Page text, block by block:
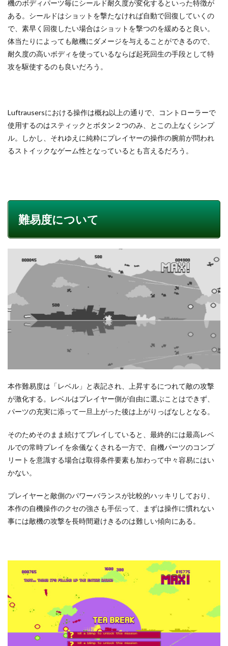
機のボディパーツ毎にシールド耐久度が変化するといった特徴が
ある。シールドはショットを撃たなければ自動で回復していくの
で、素早く回復したい場合はショットを撃つのを緩めると良い。
体当たりによっても敵機にダメージを与えることができるので、
耐久度の高いボディを使っているならば起死回生の手段として特
攻を駆使するのも良いだろう。
Luftrausersにおける操作は概ね以上の通りで、コントローラーで
使用するのはスティックとボタン２つのみ、とこの上なくシンプ
ル。しかし、それゆえに純粋にプレイヤーの操作の腕前が問われ
るストイックなゲーム性となっているとも言えるだろう。
難易度について
本作難易度は「レベル」と表記され、上昇するにつれて敵の攻撃
が激化する。レベルはプレイヤー側が自由に選ぶことはできず、
パーツの充実に添って一旦上がった後は上がりっぱなしとなる。
そのためそのまま続けてプレイしていると、最終的には最高レベ
ルでの常時プレイを余儀なくされる一方で、自機パーツのコンプ
リートを意識する場合は取得条件要素も加わって中々容易にはい
かない。
プレイヤーと敵側のパワーバランスが比較的ハッキリしており、
本作の自機操作のクセの強さも手伝って、まずは操作に慣れない
事には敵機の攻撃を長時間避けきるのは難しい傾向にある。